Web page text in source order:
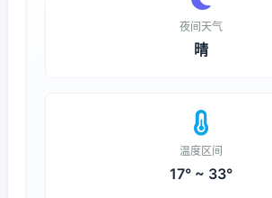
夜间天气
晴
温度区间
17° ~ 33°